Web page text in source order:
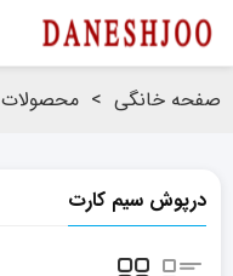
صفحه خانگی > محصولات
درپوش سیم کارت